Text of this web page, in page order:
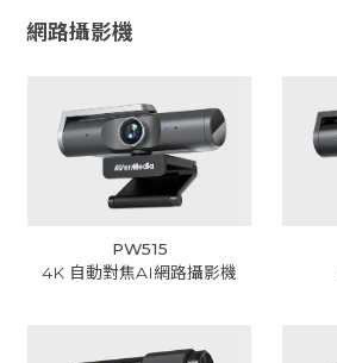
網路攝影機
PW515
4K 自動對焦AI網路攝影機